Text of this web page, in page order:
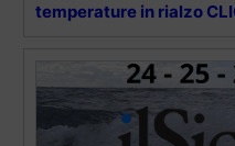
temperature in rialzo